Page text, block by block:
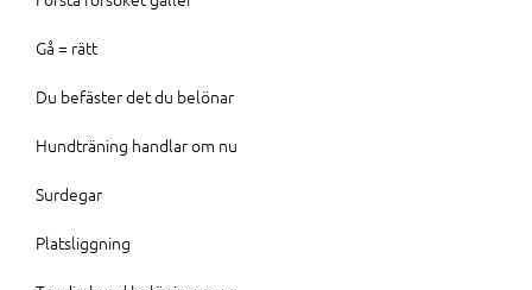
Gå = rätt
Du befäster det du belönar
Hundträning handlar om nu
Surdegar
Platsliggning